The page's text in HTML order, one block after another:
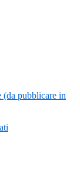
(da pubblicare in